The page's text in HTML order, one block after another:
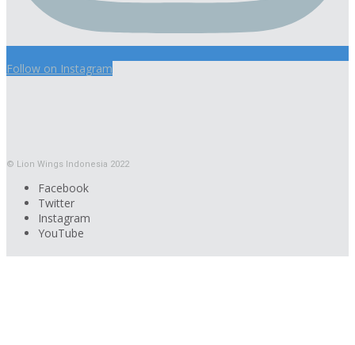
Follow on Instagram
© Lion Wings Indonesia 2022
Facebook
Twitter
Instagram
YouTube